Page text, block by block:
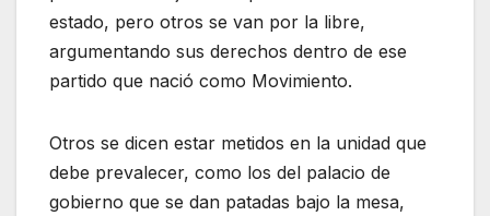
estado, pero otros se van por la libre,
argumentando sus derechos dentro de ese
partido que nació como Movimiento.
Otros se dicen estar metidos en la unidad que
debe prevalecer, como los del palacio de
gobierno que se dan patadas bajo la mesa,